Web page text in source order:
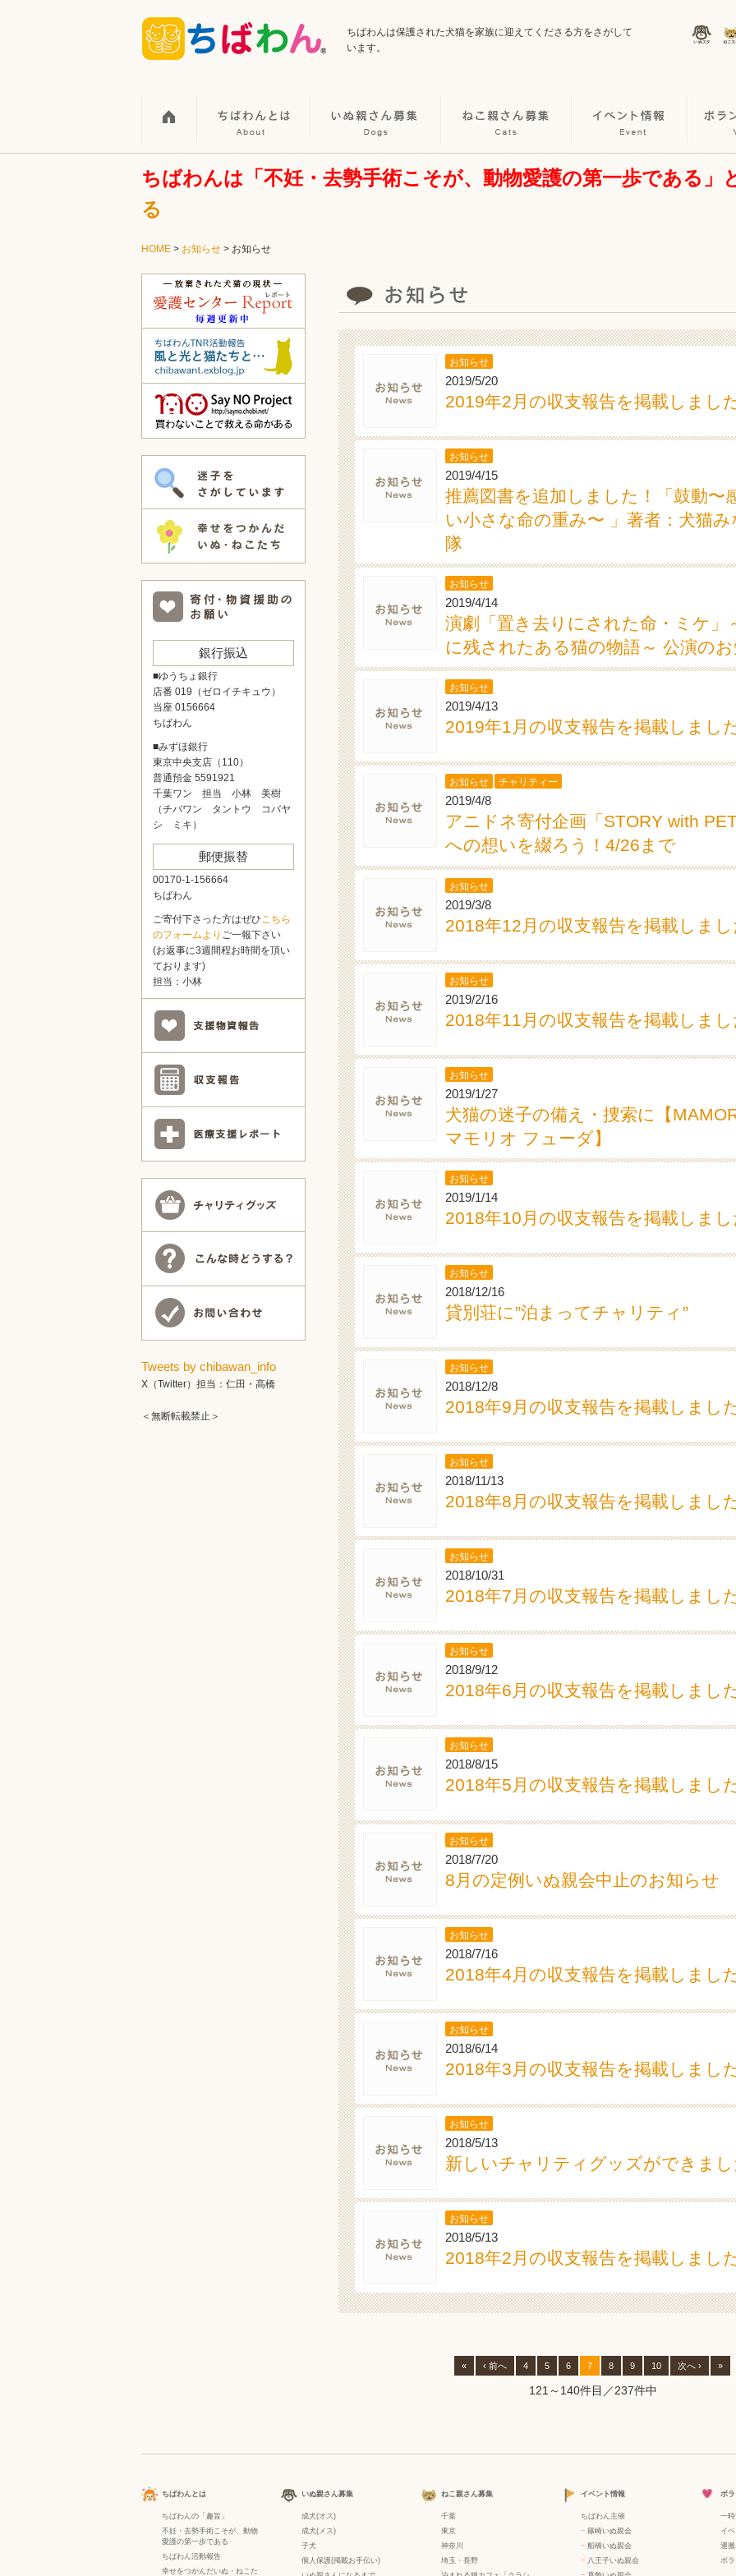
ちばわんは保護された犬猫を家族に迎えてくださる方をさがして
います。
ちばわんは「不妊・去勢手術こそが、動物愛護の第一歩である」
る
HOME > お知らせ > お知らせ
お知らせ
2019/5/20
2019年2月の収支報告を掲載しまし
お知らせ
2019/4/15
推薦図書を追加しました！「鼓動〜
い小さな命の重み〜 」著者：犬猫み
隊
お知らせ
2019/4/14
演劇「置き去りにされた命・ミケ」
に残されたある猫の物語～ 公演の
お知らせ
2019/4/13
2019年1月の収支報告を掲載しまし
お知らせ チャリティー
2019/4/8
アニドネ寄付企画「STORY with
への想いを綴ろう！4/26まで
お知らせ
2019/3/8
2018年12月の収支報告を掲載しまし
お知らせ
2019/2/16
2018年11月の収支報告を掲載しまし
お知らせ
2019/1/27
犬猫の迷子の備え・捜索に【
マモリオ フューダ】
お知らせ
2019/1/14
2018年10月の収支報告を掲載しまし
お知らせ
2018/12/16
貸別荘に”泊まってチャリティ”
お知らせ
2018/12/8
2018年9月の収支報告を掲載しまし
お知らせ
2018/11/13
2018年8月の収支報告を掲載しまし
お知らせ
2018/10/31
2018年7月の収支報告を掲載しまし
お知らせ
2018/9/12
2018年6月の収支報告を掲載しまし
お知らせ
2018/8/15
2018年5月の収支報告を掲載しまし
お知らせ
2018/7/20
8月の定例いぬ親会中止のお知らせ
お知らせ
2018/7/16
2018年4月の収支報告を掲載しまし
お知らせ
2018/6/14
2018年3月の収支報告を掲載しまし
お知らせ
2018/5/13
新しいチャリティグッズができまし
お知らせ
2018/5/13
2018年2月の収支報告を掲載しまし
« ‹ 前へ 4 5 6 7 8 9 10 次へ › »
121～140件目／237件中
銀行振込
■ゆうちょ銀行
店番 019（ゼロイチキュウ）
当座 0156664
ちばわん
■みずほ銀行
東京中央支店（110）
普通預金 5591921
千葉ワン 担当 小林 美樹
（チバワン タントウ コバヤ
シ ミキ）
郵便振替
00170-1-156664
ちばわん
ご寄付下さった方はぜひこちら
のフォームより ご一報下さい
(お返事に3週間程お時間を頂い
ております)
担当：小林
Tweets by chibawan_info
X（Twitter）担当：仁田・高橋
＜無断転載禁止＞
ちばわんとは
ちばわんの「趣旨」
不妊・去勢手術こそが、動物
愛護の第一歩である
ちばわん活動報告
幸せをつかんだいぬ・ねこた
いぬ親さん募集
成犬(オス)
成犬(メス)
子犬
個人保護(掲載お手伝い)
ねこ親さん募集
千葉
東京
神奈川
埼玉・長野
イベント情報
ちばわん主催
− 篠崎いぬ親会
− 船橋いぬ親会
− 八王子いぬ親会
ボ
一
イ
運
ボ